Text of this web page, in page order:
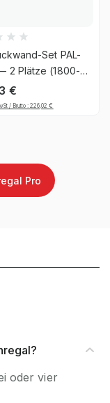
Set PAL-
2 Plätze (1800-
1206, 25
€
/ Brutto :226,02€
Pro
oder vier